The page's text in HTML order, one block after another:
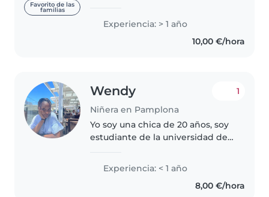
Favorito de las
familias
hermana pequeña. Me encanta
trabajar con los más pequeños y
asegurarme de que se diviertan..
Experiencia: > 1 año
10,00 €/hora
Wendy
Niñera en Pamplona
1
Yo soy una chica de 20 años, soy
estudiante de la universidad de
de bioquimica. Me encantan los
niños, aunque no tenga
Experiencia: < 1 año
8,00 €/hora